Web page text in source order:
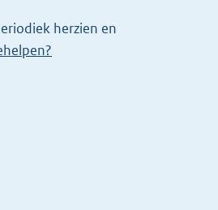
n
herzien en